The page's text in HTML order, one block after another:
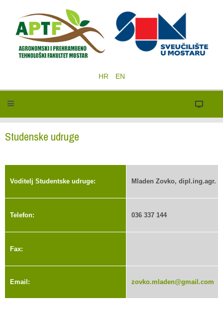
HR EN
Studenske udruge
Voditelj Studentske udruge: Mladen Zovko, dipl.ing.agr.
Telefon: 036 337 144
Fax:
Email: zovko.mladen@gmail.com